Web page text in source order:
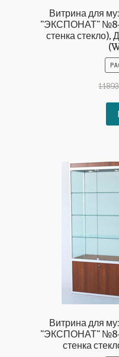
Витрина для
"ЭКСПОНАТ" №8-
стенка стекло),
Витрина для
"ЭКСПОНАТ" №8-
стенка